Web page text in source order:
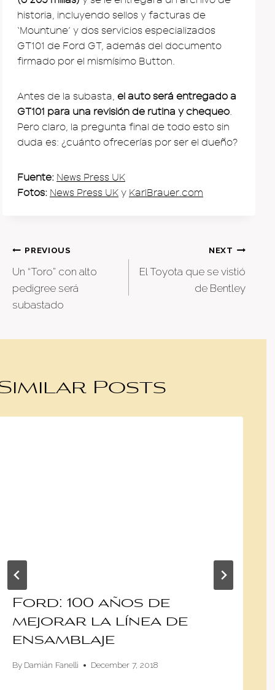
historia, incluyendo sellos y facturas de
‘Mountune’ y dos servicios especializados
GT101 de Ford GT, además del documento
firmado por el mismísimo Button.
Antes de la subasta, el auto será entregado a
GT101 para una revisión de rutina y chequeo.
Pero claro, la pregunta final de todo esto sin
duda es: ¿cuánto ofrecerías por ser el dueño?
Fuente: News Press UK
Fotos: News Press UK y KarlBrauer.com
Post
navigation
PREVIOUS
Un “Toro” con alto
pedigree será
subastado
NEXT
El Toyota que se vistió
de Bentley
Posts
Ford: 100 años de
mejorar la línea de
ensamblaje
By Damián Fanelli December 7, 2018